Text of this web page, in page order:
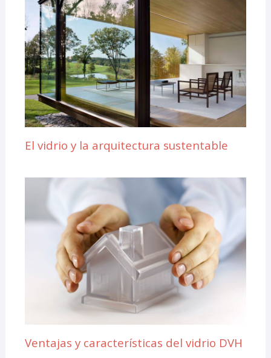
El vidrio y la arquitectura sustentable
Ventajas y características del vidrio DVH